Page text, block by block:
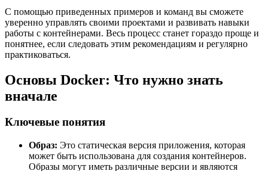
С помощью приведенных примеров и команд вы сможете
уверенно управлять своими проектами и развивать навыки
работы с контейнерами. Весь процесс станет гораздо проще и
понятнее, если следовать этим рекомендациям и регулярно
практиковаться.
Основы Docker: Что нужно знать
вначале
Ключевые понятия
Образ: Это статическая версия приложения, которая
может быть использована для создания контейнеров.
Образы могут иметь различные версии и являются